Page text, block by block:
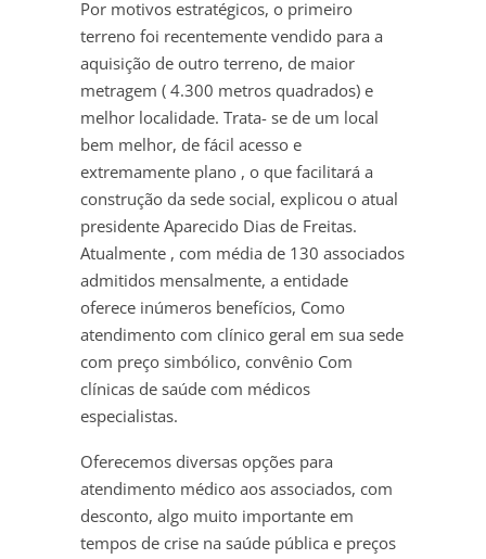
Por motivos estratégicos, o primeiro
terreno foi recentemente vendido para a
aquisição de outro terreno, de maior
metragem ( 4.300 metros quadrados) e
melhor localidade. Trata- se de um local
bem melhor, de fácil acesso e
extremamente plano , o que facilitará a
construção da sede social, explicou o atual
presidente Aparecido Dias de Freitas.
Atualmente , com média de 130 associados
admitidos mensalmente, a entidade
oferece inúmeros benefícios, Como
atendimento com clínico geral em sua sede
com preço simbólico, convênio Com
clínicas de saúde com médicos
especialistas.
Oferecemos diversas opções para
atendimento médico aos associados, com
desconto, algo muito importante em
tempos de crise na saúde pública e preços